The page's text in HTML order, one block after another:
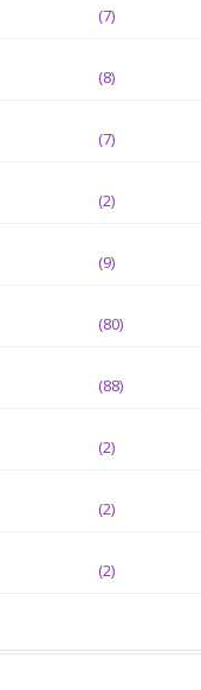
(7)
(8)
(7)
(2)
(9)
(80)
(88)
(2)
(2)
(2)